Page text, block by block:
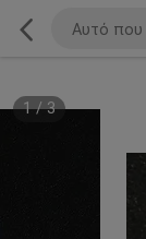
1/3